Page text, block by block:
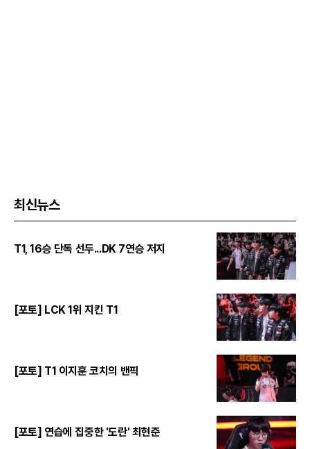
최신뉴스
T1, 16승 단독 선두...DK 7연승 저지
[포토] LCK 1위 지킨 T1
[포토] T1 이지훈 코치의 밴픽
[포토] 연습에 집중한 '도란' 최현준